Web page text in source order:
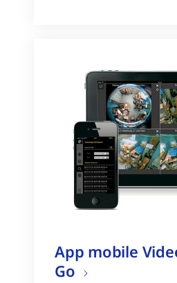
App mobile
Go